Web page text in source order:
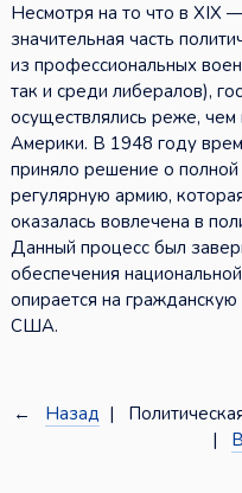
Несмотря на то что в XIX
значительная часть
из профессиональных
так и среди либералов),
осуществлялись реже, чем
Америки. В 1948 году
приняло решение о
регулярную армию,
оказалась вовлечена в
Данный процесс был
обеспечения
опирается на
США.
← Назад |
|